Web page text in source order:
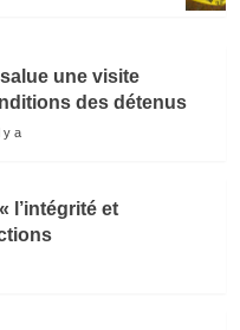
une visite
des détenus
y a
l’intégrité et